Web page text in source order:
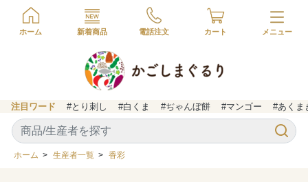
ホーム 新着商品 電話注文 カート
注目ワード #とり刺し #白くま #ぢゃんぼ餅 #マンゴー #あくま
ホーム > 生産者一覧 > 香彩